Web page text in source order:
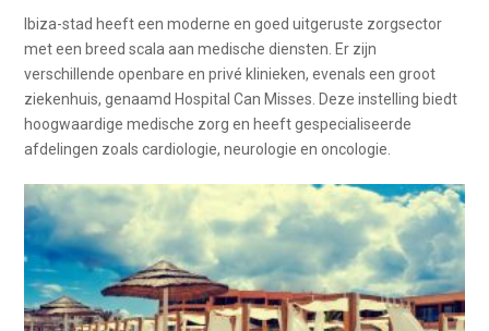
Ibiza-stad heeft een moderne en goed uitgeruste zorgsector
met een breed scala aan medische diensten. Er zijn
verschillende openbare en privé klinieken, evenals een groot
ziekenhuis, genaamd Hospital Can Misses. Deze instelling biedt
hoogwaardige medische zorg en heeft gespecialiseerde
afdelingen zoals cardiologie, neurologie en oncologie.